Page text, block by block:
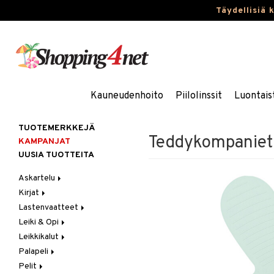
Täydellisiä
Kauneudenhoito Piilolinssit
TUOTEMERKKEJÄ
KAMPANJAT
UUSIA TUOTTEITA
Askartelu
Askartelumateriaalit
Askartelusetti
Helmet
Koulutarvikkeet
Muovailuvaha
Piirrä ja maalaa
Kirjat
Askartelukirjat
Maalauskirjat
Päiväkirjat
Lastenvaatteet
Alaosat
Leggingsit
Alusvaatteet & Sukat
Kengät
Mekot
Leiki & Opi
Opetuslelut
Oppimispelit
Soittimet
Leikkikalut
Ajoneuvot
Autoradat
Eläimet
Palapeli
1000 palaa
Pelit